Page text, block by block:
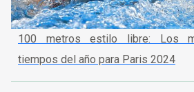
100 metros estilo libre: Los
tiempos del año para Paris 2024